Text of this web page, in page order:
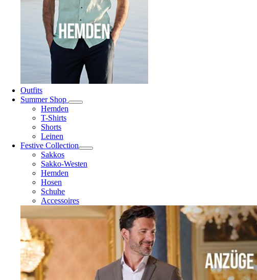
Outfits
Summer Shop
Hemden
T-Shirts
Shorts
Leinen
Festive Collection
Sakkos
Sakko-Westen
Hemden
Hosen
Schuhe
Accessoires